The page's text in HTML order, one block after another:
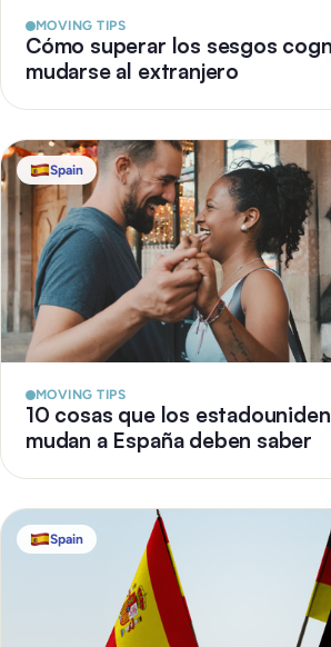
MOVING TIPS
Cómo superar los sesgos
mudarse al extranjero
Spain
MOVING TIPS
10 cosas que los
mudan a España deben saber
Spain